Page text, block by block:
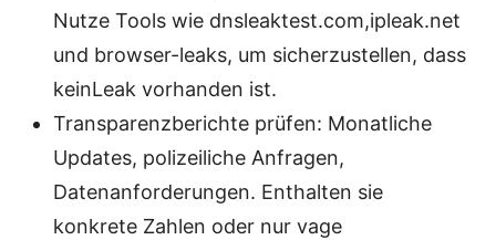
Nutze Tools wie dnsleaktest.com,ipleak.net
und browser-leaks, um sicherzustellen, dass
keinLeak vorhanden ist.
Transparenzberichte prüfen: Monatliche
Updates, polizeiliche Anfragen,
Datenanforderungen. Enthalten sie
konkrete Zahlen oder nur vage